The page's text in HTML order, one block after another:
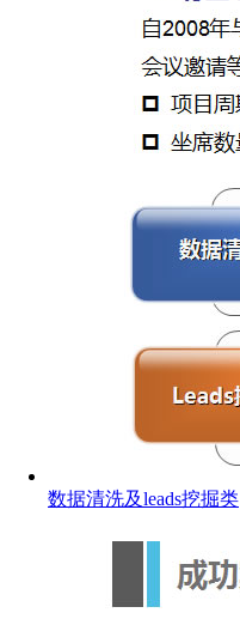
数据清洗及leads挖掘类